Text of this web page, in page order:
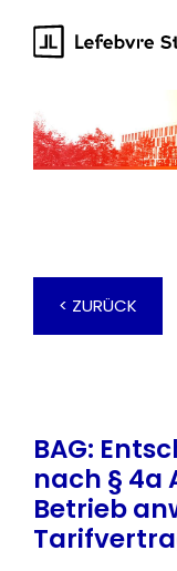
springen
< ZURÜCK
BAG:
nach § 4a
Betrieb